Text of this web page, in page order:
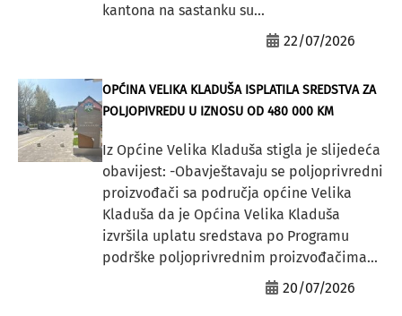
kantona na sastanku su...
22/07/2026
OPĆINA VELIKA KLADUŠA ISPLATILA SREDSTVA ZA
POLJOPIVREDU U IZNOSU OD 480 000 KM
Iz Općine Velika Kladuša stigla je slijedeća
obavijest: -Obavještavaju se poljoprivredni
proizvođači sa područja općine Velika
Kladuša da je Općina Velika Kladuša
izvršila uplatu sredstava po Programu
podrške poljoprivrednim proizvođačima...
20/07/2026